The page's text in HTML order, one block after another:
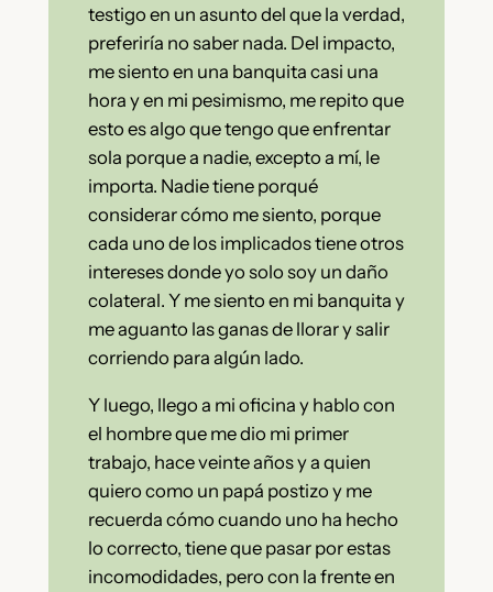
testigo en un asunto del que la verdad,
preferiría no saber nada. Del impacto,
me siento en una banquita casi una
hora y en mi pesimismo, me repito que
esto es algo que tengo que enfrentar
sola porque a nadie, excepto a mí, le
importa. Nadie tiene porqué
considerar cómo me siento, porque
cada uno de los implicados tiene otros
intereses donde yo solo soy un daño
colateral. Y me siento en mi banquita y
me aguanto las ganas de llorar y salir
corriendo para algún lado.
Y luego, llego a mi oficina y hablo con
el hombre que me dio mi primer
trabajo, hace veinte años y a quien
quiero como un papá postizo y me
recuerda cómo cuando uno ha hecho
lo correcto, tiene que pasar por estas
incomodidades, pero con la frente en